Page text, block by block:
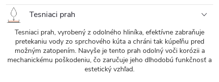
Tesniaci prah
Tesniaci prah, vyrobený z odolného hliníka, efektívne zabraňuje
pretekaniu vody zo sprchového kúta a chráni tak kúpeľňu pred
možným zatopením. Navyše je tento prah odolný voči korózii a
mechanickému poškodeniu, čo zaručuje jeho dlhodobú funkčnosť a
estetický vzhľad.